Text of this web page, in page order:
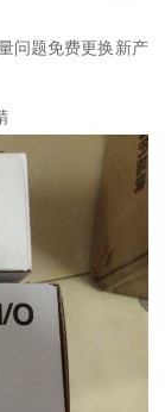
问题免费更换新产